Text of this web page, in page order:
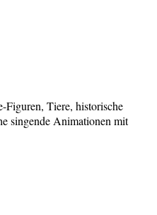
Tiere, historische
singende Animationen mit